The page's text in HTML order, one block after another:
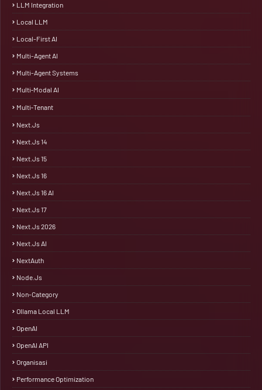
LLM Integration
Local LLM
Local-First AI
Multi-Agent AI
Multi-Agent Systems
Multi‑Modal AI
Multi‑Tenant
Next.js
Next.js 14
Next.js 15
Next.js 16
Next.js 16 AI
Next.js 17
Next.js 2026
Next.js AI
NextAuth
Node.js
Non-Category
Ollama Local LLM
OpenAI
OpenAI API
Organisasi
Performance Optimization